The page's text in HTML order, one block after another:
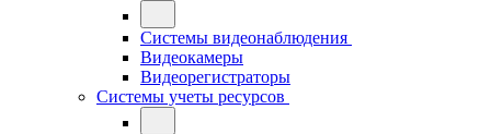
Системы видеонаблюдения
Видеокамеры
Видеорегистраторы
Системы учеты ресурсов